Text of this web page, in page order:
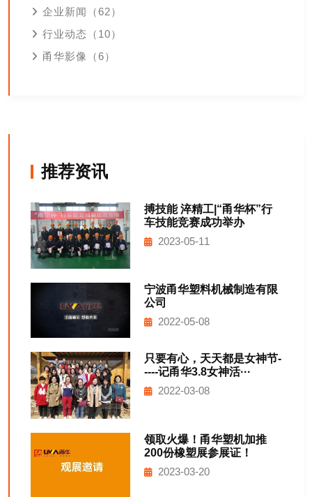
企业新闻（62）
行业动态（10）
甬华影像（6）
推荐资讯
搏技能 淬精工|“甬华杯”行
车技能竞赛成功举办
2023-05-11
宁波甬华塑料机械制造有限
公司
2022-05-08
只要有心，天天都是女神节-
----记甬华3.8女神活···
2022-03-08
领取火爆！甬华塑机加推
200份橡塑展参展证！
2023-03-20